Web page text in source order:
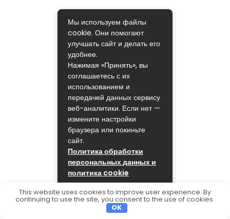
Мы используем файлы
cookie. Они помогают
улучшать сайт и делать его
удобнее.
Нажимая «Принять», вы
соглашаетесь с их
использованием и
передачей данных сервису
веб-аналитики. Если нет —
измените настройки
браузера или покиньте
сайт.
Политика обработки
персональных данных и
политика cookie
ПРИНЯТЬ
This website uses cookies to improve user experience. By
continuing to use the site, you consent to the use of cookies.
OK